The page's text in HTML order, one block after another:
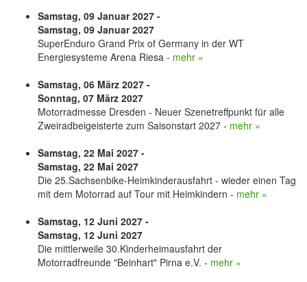
Samstag, 09 Januar 2027 -
Samstag, 09 Januar 2027
SuperEnduro Grand Prix of Germany in der WT
Energiesysteme Arena Riesa - mehr »
Samstag, 06 März 2027 -
Sonntag, 07 März 2027
Motorradmesse Dresden - Neuer Szenetreffpunkt für alle
Zweiradbeigeisterte zum Saisonstart 2027 - mehr »
Samstag, 22 Mai 2027 -
Samstag, 22 Mai 2027
Die 25.Sachsenbike-Heimkinderausfahrt - wieder einen Tag
mit dem Motorrad auf Tour mit Heimkindern - mehr »
Samstag, 12 Juni 2027 -
Samstag, 12 Juni 2027
Die mittlerweile 30.Kinderheimausfahrt der
Motorradfreunde "Beinhart" Pirna e.V. - mehr »